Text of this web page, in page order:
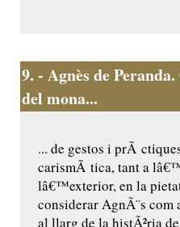
9. - Agnès de
del mona...
... de gestos i prÃ
carismÃ tica, tant a
lâ€™exterior, en la
considerar AgnÃ¨s com
al llarg de la histÃ²ria